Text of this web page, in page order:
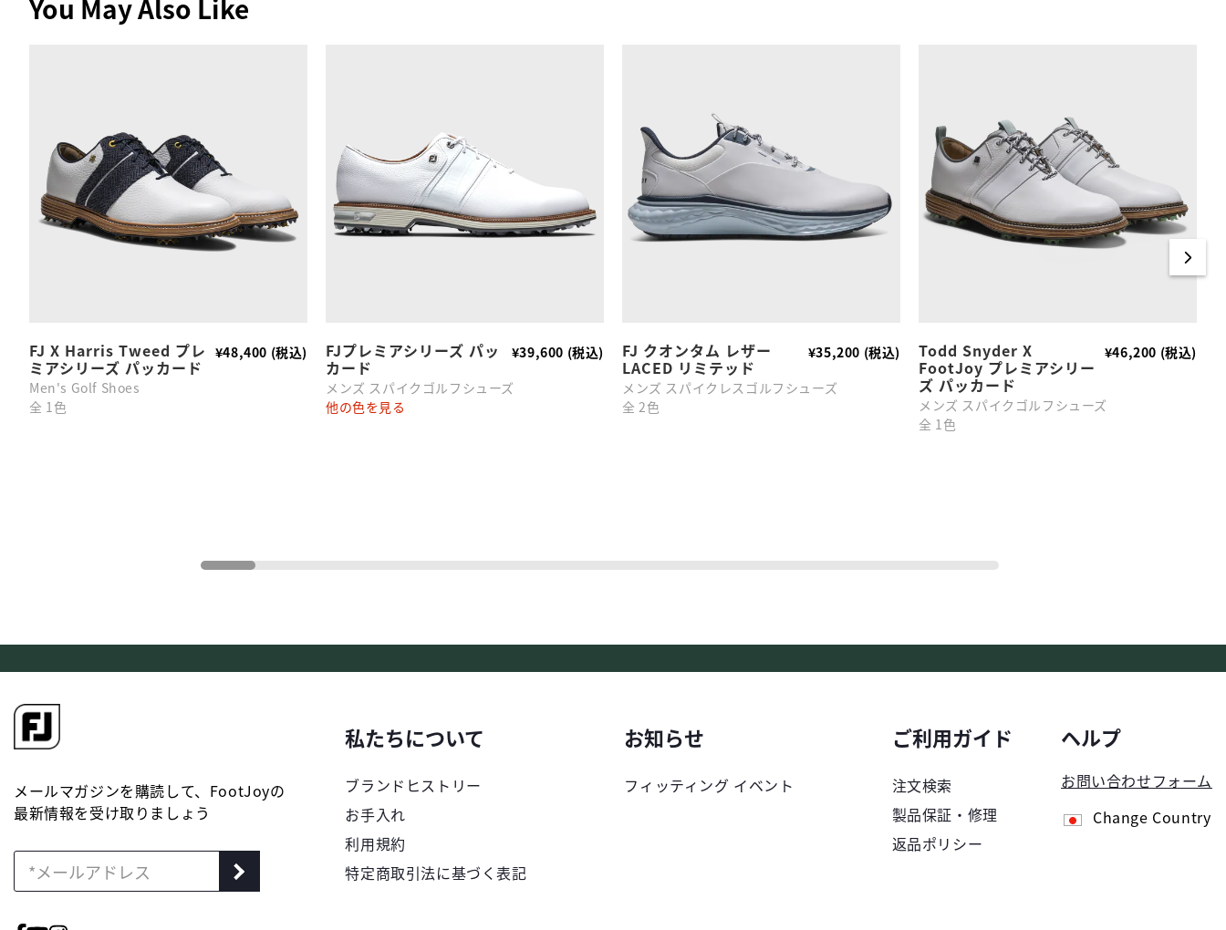
You May Also Like
FJ X Harris Tweed プレ
ミアシリーズ パッカード
Men's Golf Shoes
¥48,400 (税込)
全 1色
FJプレミアシリーズ パッ
カード
メンズ スパイクゴルフシューズ
¥39,600 (税込)
他の色を見る
FJ クオンタム レザー
LACED リミテッド
メンズ スパイクレスゴルフシューズ
¥35,200 (税込)
全 2色
Todd Snyder X
FootJoy プレミアシリー
ズ パッカード
メンズ スパイクゴルフシューズ
¥46,200 (税込)
全 1色
メールマガジンを購読して、FootJoyの
最新情報を受け取りましょう
私たちについて
ブランドヒストリー
お手入れ
利用規約
特定商取引法に基づく表記
お知らせ
フィッティング イベント
ご利用ガイド
注文検索
製品保証・修理
返品ポリシー
ヘルプ
お問い合わせフォーム
Change Country